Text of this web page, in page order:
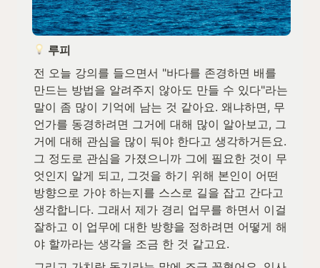
루피
전 오늘 강의를 들으면서 "바다를 존경하면 배를
만드는 방법을 알려주지 않아도 만들 수 있다"라는
말이 좀 많이 기억에 남는 것 같아요. 왜냐하면, 무
언가를 동경하려면 그거에 대해 많이 알아보고, 그
거에 대해 관심을 많이 둬야 한다고 생각하거든요.
그 정도로 관심을 가졌으니까 그에 필요한 것이 무
엇인지 알게 되고, 그것을 하기 위해 본인이 어떤
방향으로 가야 하는지를 스스로 길을 잡고 간다고
생각합니다. 그래서 제가 경리 업무를 하면서 이걸
잘하고 이 업무에 대한 방향을 정하려면 어떻게 해
야 할까라는 생각을 조금 한 것 같고요.